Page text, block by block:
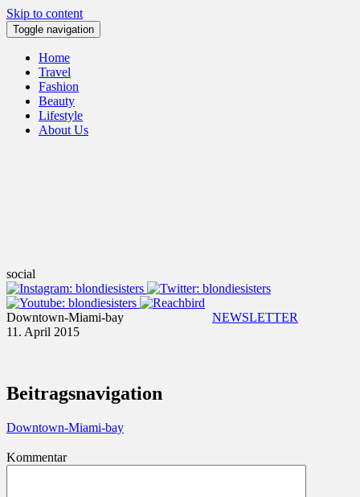
Skip to content
Toggle navigation
Home
Travel
Fashion
Beauty
Lifestyle
About Us
social
NEWSLETTER
Downtown-Miami-bay
11. April 2015
Beitragsnavigation
Downtown-Miami-bay
Kommentar